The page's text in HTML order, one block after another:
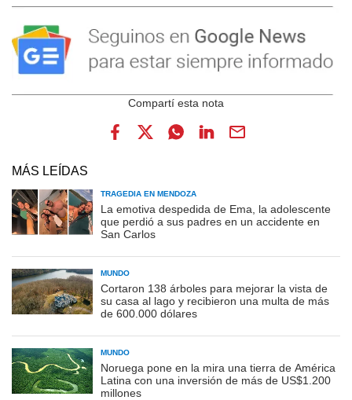
MÁS LEÍDAS
TRAGEDIA EN MENDOZA
La emotiva despedida de Ema, la adolescente
que perdió a sus padres en un accidente en
San Carlos
MUNDO
Cortaron 138 árboles para mejorar la vista de
su casa al lago y recibieron una multa de más
de 600.000 dólares
MUNDO
Noruega pone en la mira una tierra de América
Latina con una inversión de más de US$1.200
millones